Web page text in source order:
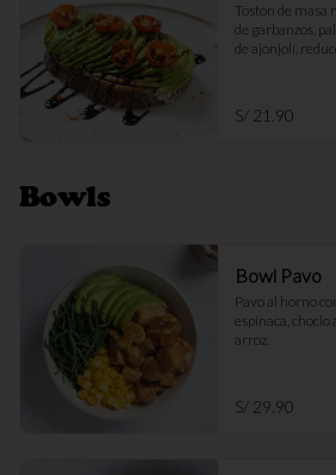
Tostón de
de garbanzos,
de ajonjolí,
S/ 21.90
Bowls
Bowl Pavo
Pavo al horno
espinaca, choclo
arroz.
S/ 29.90